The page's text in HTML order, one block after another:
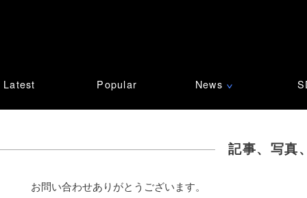
Latest Popular News ∨
記事、写真
お問い合わせありがとうございます。